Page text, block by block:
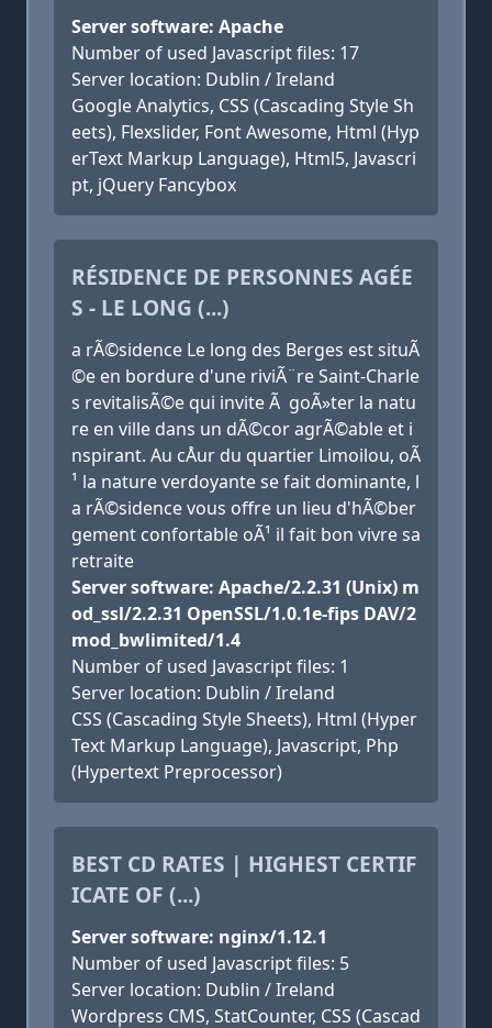
Server software: Apache
Number of used Javascript files: 17
Server location: Dublin / Ireland
Google Analytics, CSS (Cascading Style Sh
eets), Flexslider, Font Awesome, Html (Hyp
erText Markup Language), Html5, Javascri
pt, jQuery Fancybox
RÉSIDENCE DE PERSONNES AGÉE
S - LE LONG (...)
a rÃ©sidence Le long des Berges est situÃ
©e en bordure d'une riviÃ¨re Saint-Charle
s revitalisÃ©e qui invite Ã goÃ»ter la natu
re en ville dans un dÃ©cor agrÃ©able et i
nspirant. Au cÅur du quartier Limoilou, oÃ
¹ la nature verdoyante se fait dominante, l
a rÃ©sidence vous offre un lieu d'hÃ©ber
gement confortable oÃ¹ il fait bon vivre sa
retraite
Server software: Apache/2.2.31 (Unix) m
od_ssl/2.2.31 OpenSSL/1.0.1e-fips DAV/2
mod_bwlimited/1.4
Number of used Javascript files: 1
Server location: Dublin / Ireland
CSS (Cascading Style Sheets), Html (Hyper
Text Markup Language), Javascript, Php
(Hypertext Preprocessor)
BEST CD RATES | HIGHEST CERTIF
ICATE OF (...)
Server software: nginx/1.12.1
Number of used Javascript files: 5
Server location: Dublin / Ireland
Wordpress CMS, StatCounter, CSS (Cascad